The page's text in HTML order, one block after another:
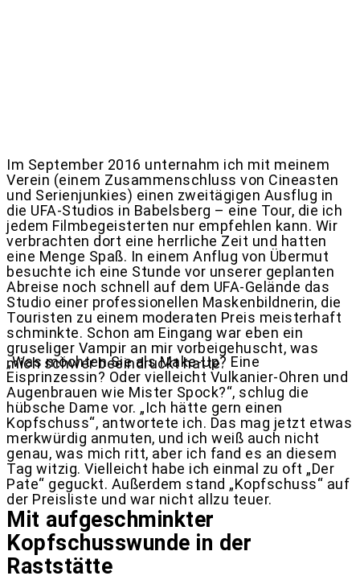
Im September 2016 unternahm ich mit meinem
Verein (einem Zusammenschluss von Cineasten
und Serienjunkies) einen zweitägigen Ausflug in
die UFA-Studios in Babelsberg – eine Tour, die ich
jedem Filmbegeisterten nur empfehlen kann. Wir
verbrachten dort eine herrliche Zeit und hatten
eine Menge Spaß. In einem Anflug von Übermut
besuchte ich eine Stunde vor unserer geplanten
Abreise noch schnell auf dem UFA-Gelände das
Studio einer professionellen Maskenbildnerin, die
Touristen zu einem moderaten Preis meisterhaft
schminkte. Schon am Eingang war eben ein
gruseliger Vampir an mir vorbeigehuscht, was
mich schwer beeindruckt hatte.
„Was möchten Sie als Make-Up? Eine
Eisprinzessin? Oder vielleicht Vulkanier-Ohren und
Augenbrauen wie Mister Spock?“, schlug die
hübsche Dame vor. „Ich hätte gern einen
Kopfschuss“, antwortete ich. Das mag jetzt etwas
merkwürdig anmuten, und ich weiß auch nicht
genau, was mich ritt, aber ich fand es an diesem
Tag witzig. Vielleicht habe ich einmal zu oft „Der
Pate“ geguckt. Außerdem stand „Kopfschuss“ auf
der Preisliste und war nicht allzu teuer.
Mit aufgeschminkter
Kopfschusswunde in der
Raststätte